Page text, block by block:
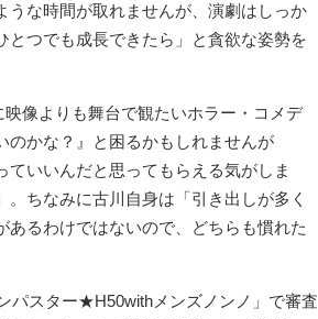
うな時間が取れませんが、演劇はしっか
とつでも成長できたら」と貪欲な姿勢を
像よりも舞台で観たいホラー・コメデ
のかな？』と困るかもしれませんが
ていいんだと思ってもらえる気がしま
ちなみに古川自身は「引き出しが多く
るわけではないので、どちらも慣れた
パスター★H50withメンズノンノ」で審査